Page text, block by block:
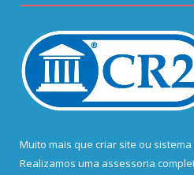
Muito mais que criar site ou
Realizamos uma assessoria